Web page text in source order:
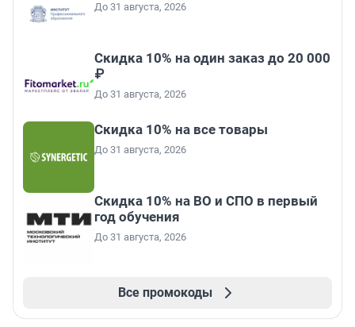
До 31 августа, 2026
Скидка 10% на один заказ до 20 000
₽
До 31 августа, 2026
Скидка 10% на все товары
До 31 августа, 2026
Скидка 10% на ВО и СПО в первый
год обучения
До 31 августа, 2026
Все промокоды